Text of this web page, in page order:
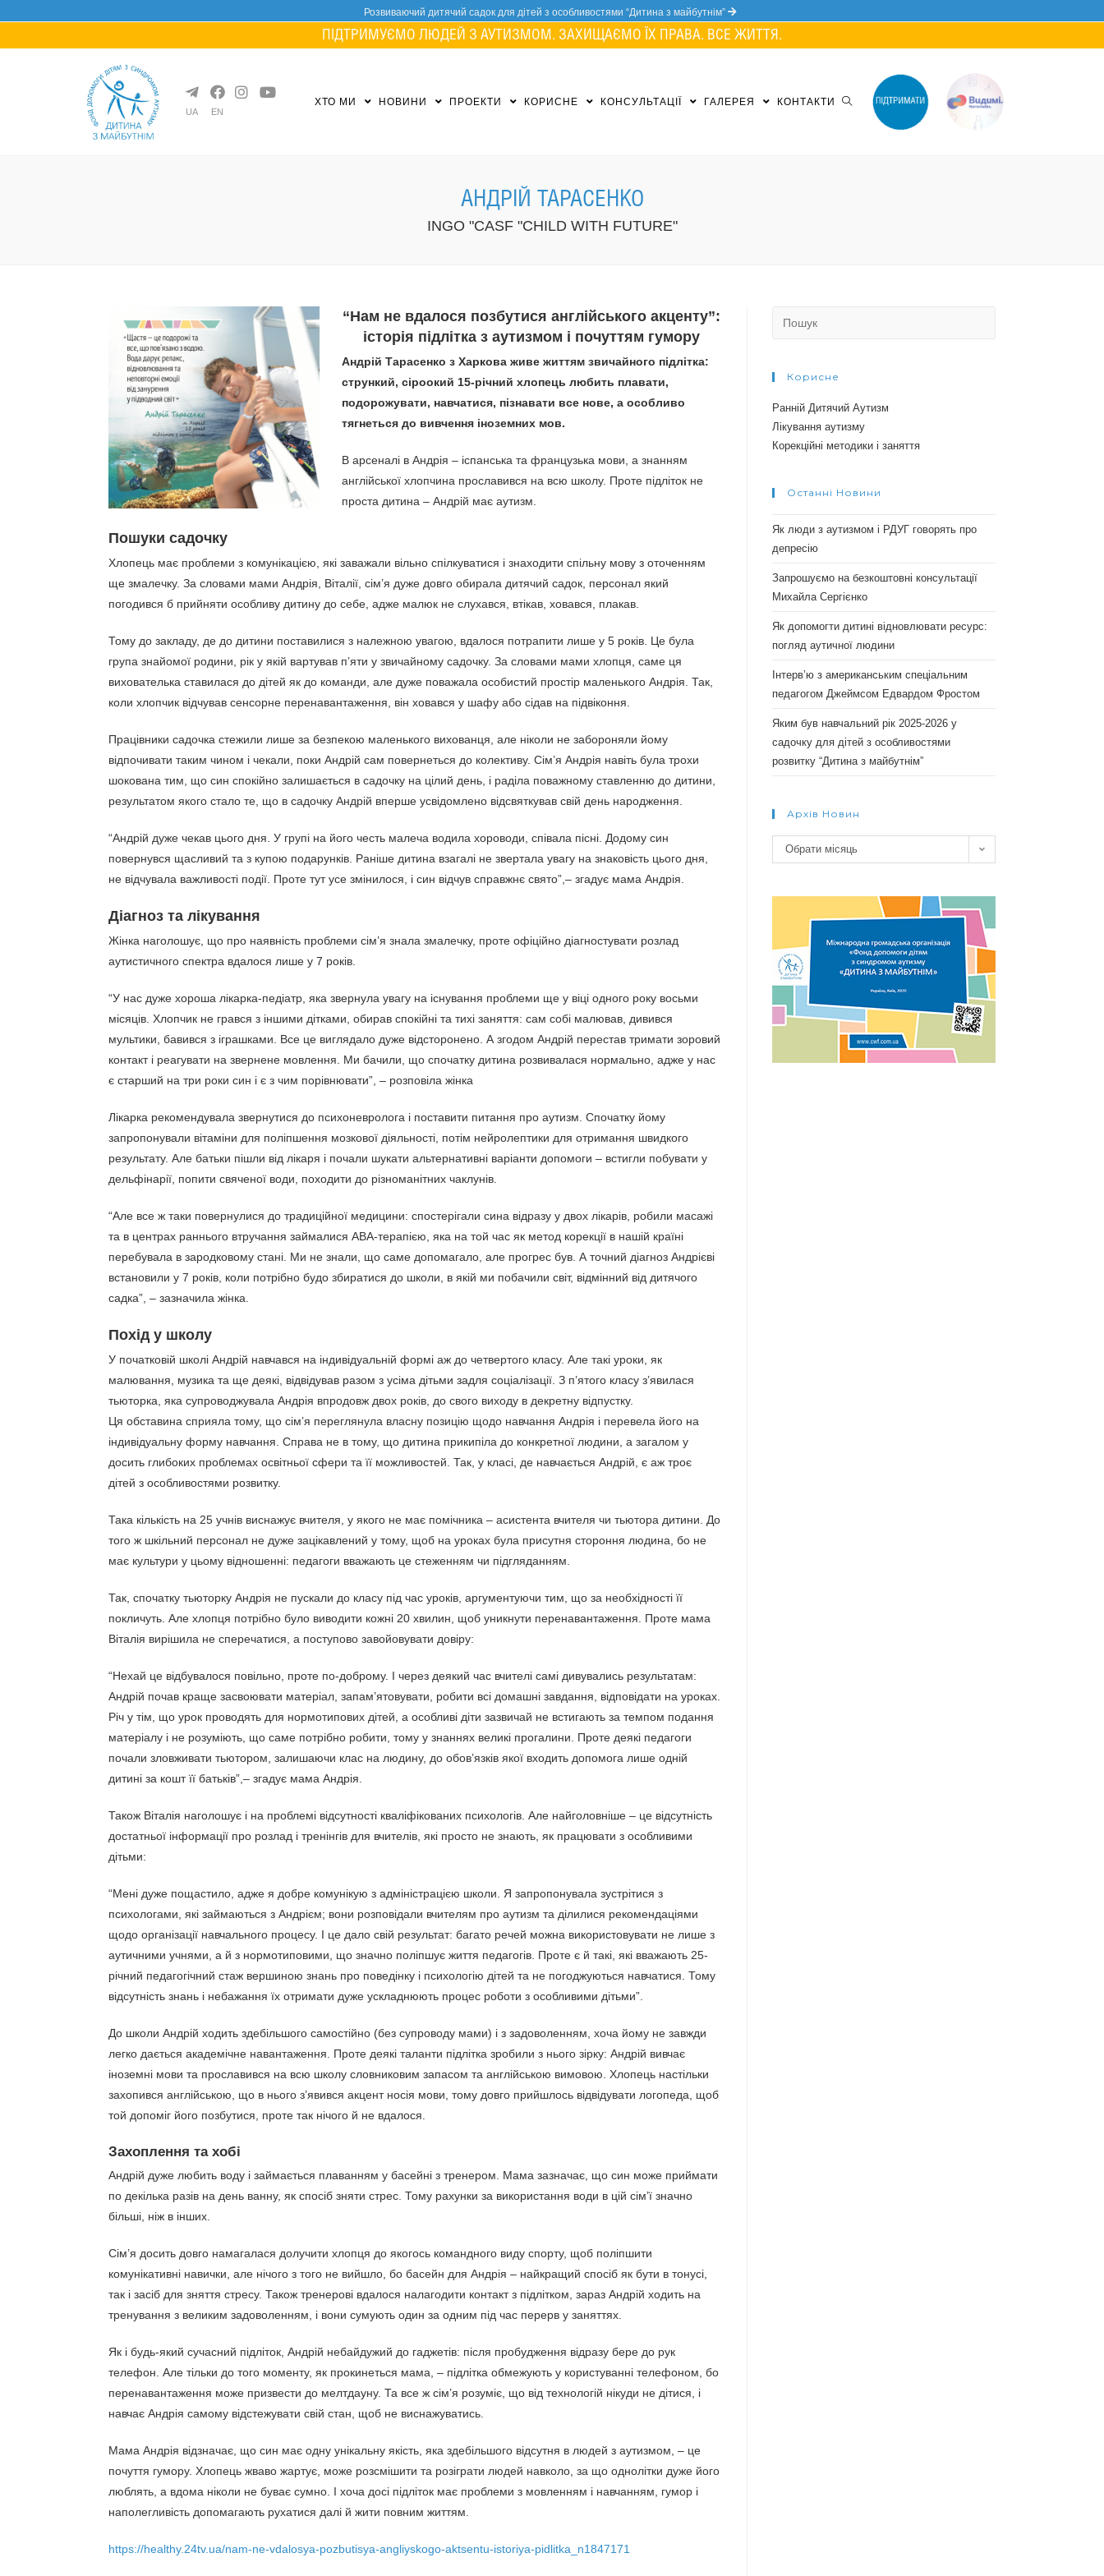
content
Розвиваючий дитячий садок для дітей з особливостями “Дитина з майбутнім”
ПІДТРИМУЄМО ЛЮДЕЙ З АУТИЗМОМ. ЗАХИЩАЄМО ЇХ ПРАВА. ВСЕ ЖИТТЯ.
UA EN
ХТО МИ НОВИНИ ПРОЕКТИ КОРИСНЕ КОНСУЛЬТАЦІЇ ГАЛЕРЕЯ КОНТАКТИ
АНДРІЙ ТАРАСЕНКО
INGO "CASF "CHILD WITH FUTURE"
“Нам не вдалося позбутися англійського акценту”:
історія підлітка з аутизмом і почуттям гумору
Андрій Тарасенко з Харкова живе життям звичайного підлітка:
стрункий, сіроокий 15-річний хлопець любить плавати,
подорожувати, навчатися, пізнавати все нове, а особливо
тягнеться до вивчення іноземних мов.
В арсеналі в Андрія – іспанська та французька мови, а знанням
англійської хлопчина прославився на всю школу. Проте підліток не
проста дитина – Андрій має аутизм.
Пошуки садочку
Хлопець має проблеми з комунікацією, які заважали вільно спілкуватися і знаходити спільну мову з оточенням
ще змалечку. За словами мами Андрія, Віталії, сім’я дуже довго обирала дитячий садок, персонал який
погодився б прийняти особливу дитину до себе, адже малюк не слухався, втікав, ховався, плакав.
Тому до закладу, де до дитини поставилися з належною увагою, вдалося потрапити лише у 5 років. Це була
група знайомої родини, рік у якій вартував п’яти у звичайному садочку. За словами мами хлопця, саме ця
вихователька ставилася до дітей як до команди, але дуже поважала особистий простір маленького Андрія. Так,
коли хлопчик відчував сенсорне перенавантаження, він ховався у шафу або сідав на підвіконня.
Працівники садочка стежили лише за безпекою маленького вихованця, але ніколи не забороняли йому
відпочивати таким чином і чекали, поки Андрій сам повернеться до колективу. Сім’я Андрія навіть була трохи
шокована тим, що син спокійно залишається в садочку на цілий день, і раділа поважному ставленню до дитини,
результатом якого стало те, що в садочку Андрій вперше усвідомлено відсвяткував свій день народження.
“Андрій дуже чекав цього дня. У групі на його честь малеча водила хороводи, співала пісні. Додому син
повернувся щасливий та з купою подарунків. Раніше дитина взагалі не звертала увагу на знаковість цього дня,
не відчувала важливості події. Проте тут усе змінилося, і син відчув справжнє свято”,– згадує мама Андрія.
Діагноз та лікування
Жінка наголошує, що про наявність проблеми сім’я знала змалечку, проте офіційно діагностувати розлад
аутистичного спектра вдалося лише у 7 років.
“У нас дуже хороша лікарка-педіатр, яка звернула увагу на існування проблеми ще у віці одного року восьми
місяців. Хлопчик не грався з іншими дітками, обирав спокійні та тихі заняття: сам собі малював, дивився
мультики, бавився з іграшками. Все це виглядало дуже відсторонено. А згодом Андрій перестав тримати зоровий
контакт і реагувати на звернене мовлення. Ми бачили, що спочатку дитина розвивалася нормально, адже у нас
є старший на три роки син і є з чим порівнювати”, – розповіла жінка
Лікарка рекомендувала звернутися до психоневролога і поставити питання про аутизм. Спочатку йому
запропонували вітаміни для поліпшення мозкової діяльності, потім нейролептики для отримання швидкого
результату. Але батьки пішли від лікаря і почали шукати альтернативні варіанти допомоги – встигли побувати у
дельфінарії, попити свяченої води, походити до різноманітних чаклунів.
“Але все ж таки повернулися до традиційної медицини: спостерігали сина відразу у двох лікарів, робили масажі
та в центрах раннього втручання займалися АВА-терапією, яка на той час як метод корекції в нашій країні
перебувала в зародковому стані. Ми не знали, що саме допомагало, але прогрес був. А точний діагноз Андрієві
встановили у 7 років, коли потрібно будо збиратися до школи, в якій ми побачили світ, відмінний від дитячого
садка”, – зазначила жінка.
Похід у школу
У початковій школі Андрій навчався на індивідуальній формі аж до четвертого класу. Але такі уроки, як
малювання, музика та ще деякі, відвідував разом з усіма дітьми задля соціалізації. З п’ятого класу з’явилася
тьюторка, яка супроводжувала Андрія впродовж двох років, до свого виходу в декретну відпустку.
Ця обставина сприяла тому, що сім’я переглянула власну позицію щодо навчання Андрія і перевела його на
індивідуальну форму навчання. Справа не в тому, що дитина прикипіла до конкретної людини, а загалом у
досить глибоких проблемах освітньої сфери та її можливостей. Так, у класі, де навчається Андрій, є аж троє
дітей з особливостями розвитку.
Така кількість на 25 учнів виснажує вчителя, у якого не має помічника – асистента вчителя чи тьютора дитини. До
того ж шкільний персонал не дуже зацікавлений у тому, щоб на уроках була присутня стороння людина, бо не
має культури у цьому відношенні: педагоги вважають це стеженням чи підгляданням.
Так, спочатку тьюторку Андрія не пускали до класу під час уроків, аргументуючи тим, що за необхідності її
покличуть. Але хлопця потрібно було виводити кожні 20 хвилин, щоб уникнути перенавантаження. Проте мама
Віталія вирішила не сперечатися, а поступово завойовувати довіру:
“Нехай це відбувалося повільно, проте по-доброму. І через деякий час вчителі самі дивувались результатам:
Андрій почав краще засвоювати матеріал, запам’ятовувати, робити всі домашні завдання, відповідати на уроках.
Річ у тім, що урок проводять для нормотипових дітей, а особливі діти зазвичай не встигають за темпом подання
матеріалу і не розуміють, що саме потрібно робити, тому у знаннях великі прогалини. Проте деякі педагоги
почали зловживати тьютором, залишаючи клас на людину, до обов’язків якої входить допомога лише одній
дитині за кошт її батьків”,– згадує мама Андрія.
Також Віталія наголошує і на проблемі відсутності кваліфікованих психологів. Але найголовніше – це відсутність
достатньої інформації про розлад і тренінгів для вчителів, які просто не знають, як працювати з особливими
дітьми:
“Мені дуже пощастило, адже я добре комунікую з адміністрацією школи. Я запропонувала зустрітися з
психологами, які займаються з Андрієм; вони розповідали вчителям про аутизм та ділилися рекомендаціями
щодо організації навчального процесу. І це дало свій результат: багато речей можна використовувати не лише з
аутичними учнями, а й з нормотиповими, що значно поліпшує життя педагогів. Проте є й такі, які вважають 25-
річний педагогічний стаж вершиною знань про поведінку і психологію дітей та не погоджуються навчатися. Тому
відсутність знань і небажання їх отримати дуже ускладнюють процес роботи з особливими дітьми”.
До школи Андрій ходить здебільшого самостійно (без супроводу мами) і з задоволенням, хоча йому не завжди
легко дається академічне навантаження. Проте деякі таланти підлітка зробили з нього зірку: Андрій вивчає
іноземні мови та прославився на всю школу словниковим запасом та англійською вимовою. Хлопець настільки
захопився англійською, що в нього з’явився акцент носія мови, тому довго прийшлось відвідувати логопеда, щоб
той допоміг його позбутися, проте так нічого й не вдалося.
Захоплення та хобі
Андрій дуже любить воду і займається плаванням у басейні з тренером. Мама зазначає, що син може приймати
по декілька разів на день ванну, як спосіб зняти стрес. Тому рахунки за використання води в цій сім’ї значно
більші, ніж в інших.
Сім’я досить довго намагалася долучити хлопця до якогось командного виду спорту, щоб поліпшити
комунікативні навички, але нічого з того не вийшло, бо басейн для Андрія – найкращий спосіб як бути в тонусі,
так і засіб для зняття стресу. Також тренерові вдалося налагодити контакт з підлітком, зараз Андрій ходить на
тренування з великим задоволенням, і вони сумують один за одним під час перерв у заняттях.
Як і будь-який сучасний підліток, Андрій небайдужий до гаджетів: після пробудження відразу бере до рук
телефон. Але тільки до того моменту, як прокинеться мама, – підлітка обмежують у користуванні телефоном, бо
перенавантаження може призвести до мелтдауну. Та все ж сім’я розуміє, що від технологій нікуди не дітися, і
навчає Андрія самому відстежувати свій стан, щоб не виснажуватись.
Мама Андрія відзначає, що син має одну унікальну якість, яка здебільшого відсутня в людей з аутизмом, – це
почуття гумору. Хлопець жваво жартує, може розсмішити та розіграти людей навколо, за що однолітки дуже його
люблять, а вдома ніколи не буває сумно. І хоча досі підліток має проблеми з мовленням і навчанням, гумор і
наполегливість допомагають рухатися далі й жити повним життям.
https://healthy.24tv.ua/nam-ne-vdalosya-pozbutisya-angliyskogo-aktsentu-istoriya-pidlitka_n1847171
Корисне
Ранній Дитячий Аутизм
Лікування аутизму
Корекційні методики і заняття
Останні Новини
Як люди з аутизмом і РДУГ говорять про
депресію
Запрошуємо на безкоштовні консультації
Михайла Сергієнко
Як допомогти дитині відновлювати ресурс:
погляд аутичної людини
Інтерв’ю з американським спеціальним
педагогом Джеймсом Едвардом Фростом
Яким був навчальний рік 2025-2026 у
садочку для дітей з особливостями
розвитку “Дитина з майбутнім”
Архів Новин
Архів
новин
Обрати місяць